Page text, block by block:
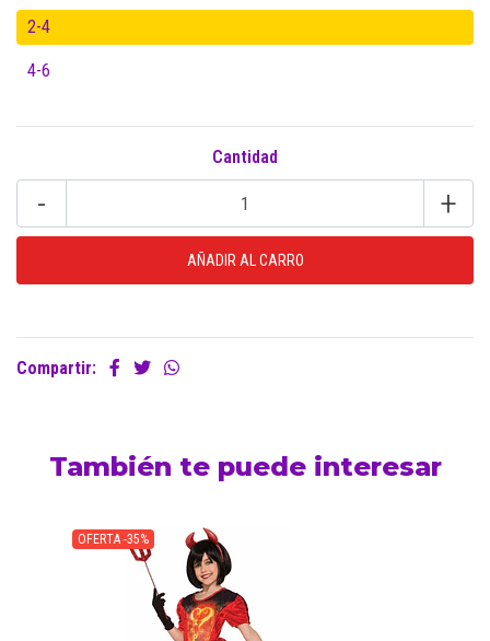
2-4
4-6
Cantidad
- +
Compartir:
También te puede interesar
OFERTA -35%